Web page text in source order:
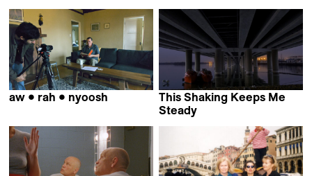
aw • rah • nyoosh
This Shaking Keeps Me
Steady